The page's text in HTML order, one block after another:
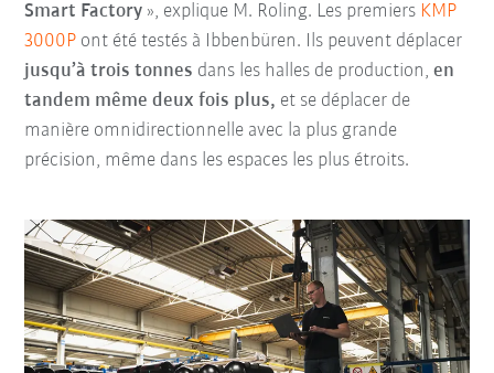
Smart Factory », explique M. Roling. Les premiers KMP
3000P ont été testés à Ibbenbüren. Ils peuvent déplacer
jusqu’à trois tonnes dans les halles de production,en
tandem même deux fois plus, et se déplacer de
manière omnidirectionnelle avec la plus grande
précision, même dans les espaces les plus étroits.